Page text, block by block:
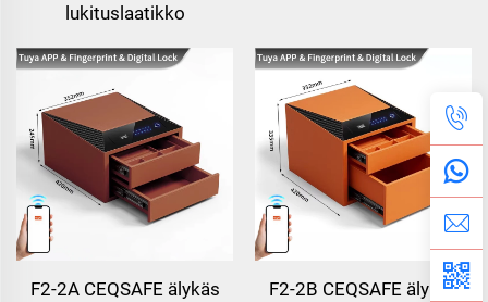
lukituslaatikko
F2-2A CEQSAFE älykäs
F2-2B CEQSAFE älykäs